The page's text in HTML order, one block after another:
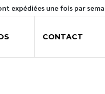
expédiées une fois par
CONTACT